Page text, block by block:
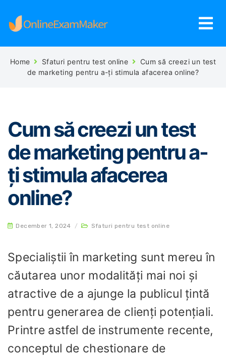
Home Sfaturi pentru test online
Cum să creezi un test
de marketing pentru a-ți stimula afacerea online?
Cum să creezi un test
de marketing pentru a-
ți stimula afacerea
online?
December 1, 2024 / Sfaturi pentru test online
Specialiștii în marketing sunt mereu în
căutarea unor modalități mai noi și
atractive de a ajunge la publicul țintă
pentru generarea de clienți potențiali.
Printre astfel de instrumente recente,
conceptul de chestionare de